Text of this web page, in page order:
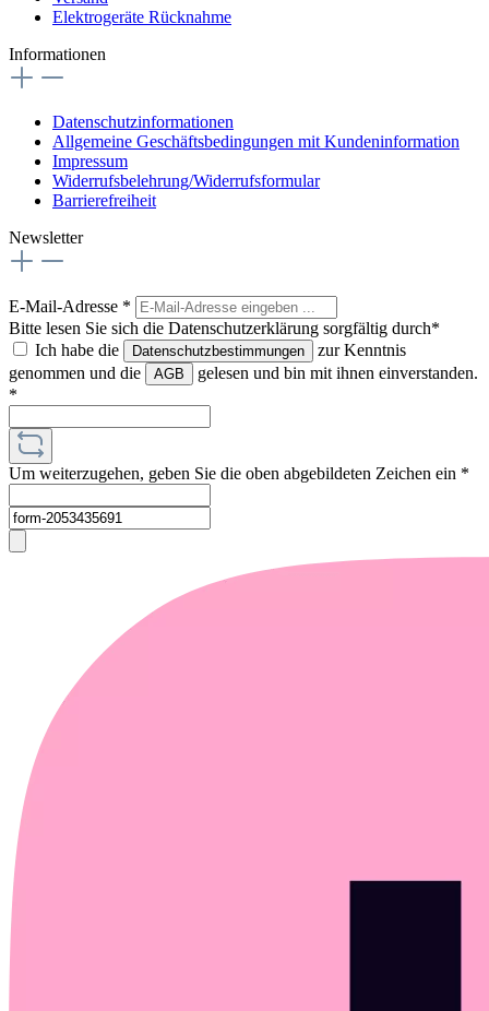
Elektrogeräte Rücknahme
Informationen
Datenschutzinformationen
Allgemeine Geschäftsbedingungen mit Kundeninformation
Impressum
Widerrufsbelehrung/Widerrufsformular
Barrierefreiheit
Newsletter
E-Mail-Adresse *
Bitte lesen Sie sich die Datenschutzerklärung sorgfältig durch*
Ich habe die
Datenschutzbestimmungen
zur Kenntnis
genommen und die
AGB
gelesen und bin mit ihnen einverstanden.
*
Um weiterzugehen, geben Sie die oben abgebildeten Zeichen ein *